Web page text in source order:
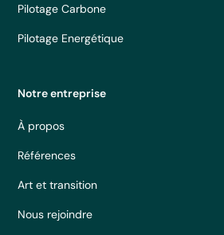
Pilotage Carbone
Pilotage Energétique
Notre entreprise
À propos
Références
Art et transition
Nous rejoindre